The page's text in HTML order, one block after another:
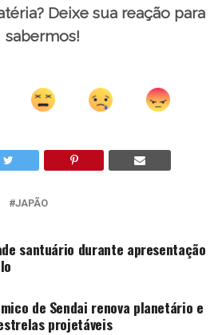
Deixe sua reação para
sabermos!
JAPÃO
santuário durante apresentação
de Sendai renova planetário e
projetáveis